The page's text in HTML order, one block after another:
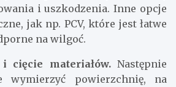
i uszkodzenia. Inne opcje
jak np. PCV, które jest łatwe
na wilgoć.
cięcie materiałów.Następnie
wymierzyć powierzchnię, na